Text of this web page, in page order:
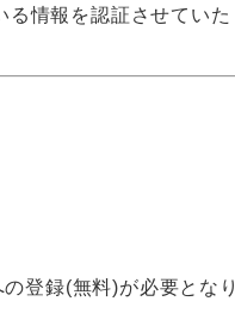
情報を認証させていた
登録(無料)が必要となり